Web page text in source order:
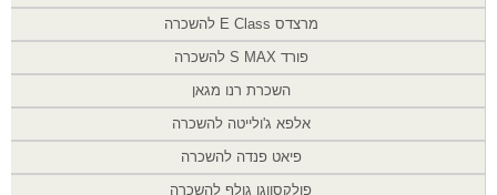
מרצדס E Class להשכרה
פורד S MAX להשכרה
השכרת רנו מגאן
אלפא ג'ולייטה להשכרה
פיאט פנדה להשכרה
פולקסווגן גולף להשכרה